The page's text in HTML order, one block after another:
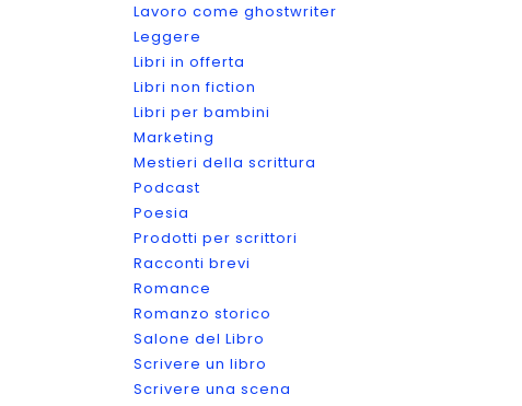
Lavoro come ghostwriter
Leggere
Libri in offerta
Libri non fiction
Libri per bambini
Marketing
Mestieri della scrittura
Podcast
Poesia
Prodotti per scrittori
Racconti brevi
Romance
Romanzo storico
Salone del Libro
Scrivere un libro
Scrivere una scena